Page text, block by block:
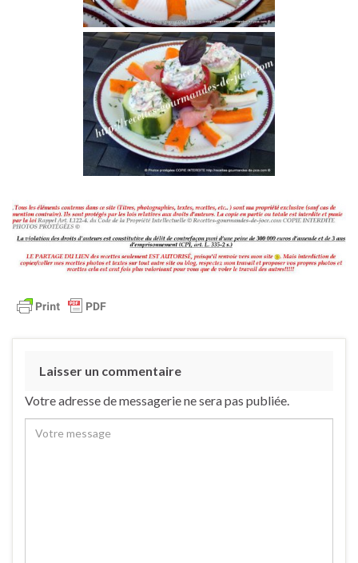
Laisser un commentaire
Votre adresse de messagerie ne sera pas publiée.